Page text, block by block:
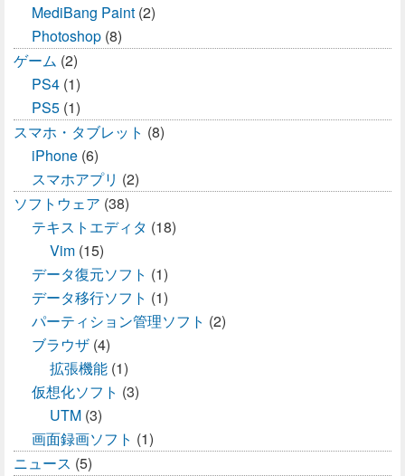
MediBang Paint (2)
Photoshop (8)
ゲーム (2)
PS4 (1)
PS5 (1)
スマホ・タブレット (8)
iPhone (6)
スマホアプリ (2)
ソフトウェア (38)
テキストエディタ (18)
Vim (15)
データ復元ソフト (1)
データ移行ソフト (1)
パーティション管理ソフト (2)
ブラウザ (4)
拡張機能 (1)
仮想化ソフト (3)
UTM (3)
画面録画ソフト (1)
ニュース (5)